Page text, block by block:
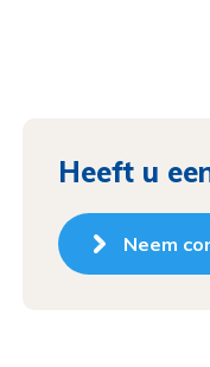
Heeft u
Neem